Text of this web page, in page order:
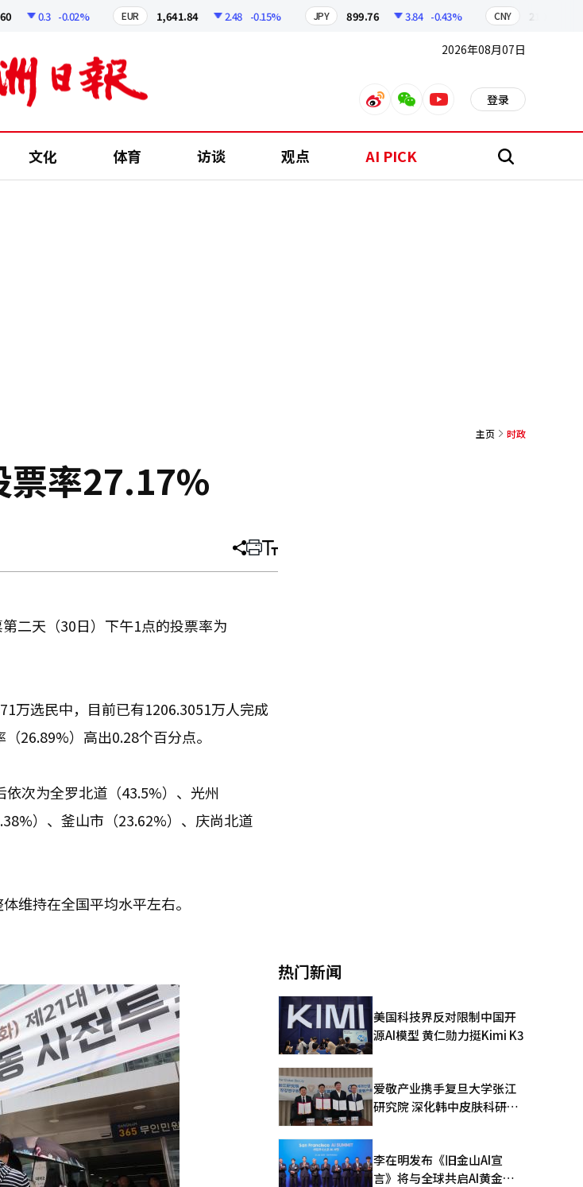
0.3 -0.02% EUR 1,641.84 2.48 -0.15% JPY 899.76 3.84 -0.43% CNY 210.96
2026年08月07日
weiboweixinyoutube 登录
文化 体育 访谈 观点 AI PICK 搜
主页 时政
票率27.17%
分
文
打 调
大
二天（30日）下午1点的投票率为
万选民中，目前已有1206.3051万人完成
26.89%）高出0.28个百分点。
次为全罗北道（43.5%）、光州
）、釜山市（23.62%）、庆尚北道
维持在全国平均水平左右。
热门新闻
美国科技界反对限制中国开
源AI模型 黄仁勋力挺Kimi K3
爱敬产业携手复旦大学张江
研究院 深化韩中皮肤科研合
李在明发布《旧金山AI宣
言》将与全球共启AI黄金时